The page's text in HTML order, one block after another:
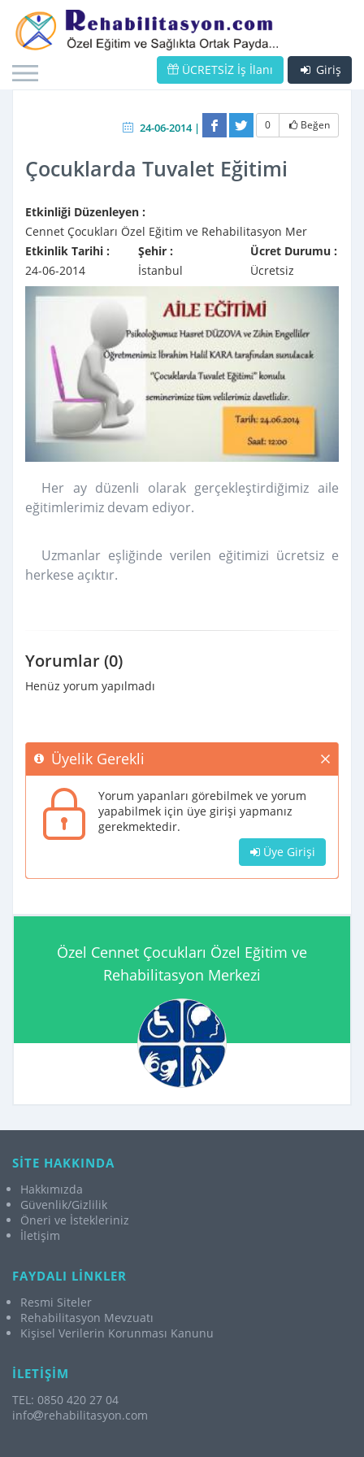
Giriş
ÜCRETSİZ İş İlanı
24-06-2014 | 0 Beğen
Çocuklarda Tuvalet Eğitimi
Etkinliği Düzenleyen :
Cennet Çocukları Özel Eğitim ve Rehabilitasyon Mer
Etkinlik Tarihi :
24-06-2014
Şehir :
İstanbul
Ücret Durumu :
Ücretsiz
Her ay düzenli olarak gerçekleştirdiğimiz aile
eğitimlerimiz devam ediyor.
Uzmanlar eşliğinde verilen eğitimizi ücretsiz e
herkese açıktır.
Yorumlar (0)
Henüz yorum yapılmadı
Üyelik Gerekli
Yorum yapanları görebilmek ve yorum
yapabilmek için üye girişi yapmanız
gerekmektedir.
Üye Girişi
Özel Cennet Çocukları Özel Eğitim ve
Rehabilitasyon Merkezi
SİTE HAKKINDA
Hakkımızda
Güvenlik/Gizlilik
Öneri ve İstekleriniz
İletişim
FAYDALI LİNKLER
Resmi Siteler
Rehabilitasyon Mevzuatı
Kişisel Verilerin Korunması Kanunu
İLETİŞİM
TEL: 0850 420 27 04
info
rehabilitasyon.com